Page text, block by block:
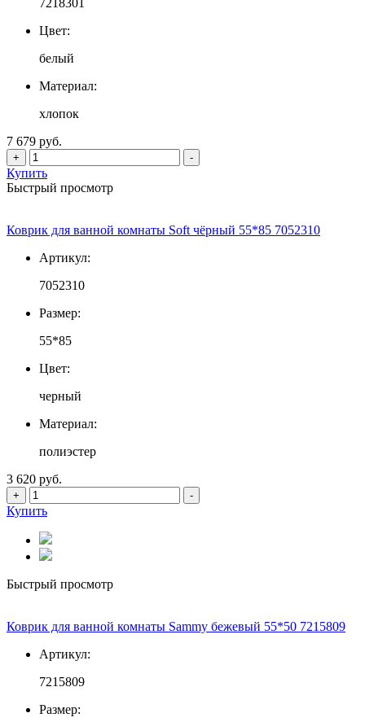
7218301
Цвет:
белый
Материал:
хлопок
7 679 руб.
+ -
Купить
Быстрый просмотр
Коврик для ванной комнаты Soft чёрный 55*85 7052310
Артикул:
7052310
Размер:
55*85
Цвет:
черный
Материал:
полиэстер
3 620 руб.
+ -
Купить
Быстрый просмотр
Коврик для ванной комнаты Sammy бежевый 55*50 7215809
Артикул:
7215809
Размер: